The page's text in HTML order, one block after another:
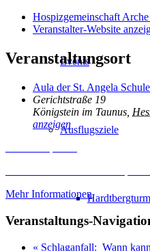
Events
Ausflugsziele
Hardtbergturm
Hospizgemeinschaft
Veranstalter-Website
Veranstaltungsort
Aula der St. Angela Schule
Gerichtstraße 19
Königstein im Taunus
anzeigen
Mehr Informationen
Veranstaltungs-
« Schlaganfall: Wann